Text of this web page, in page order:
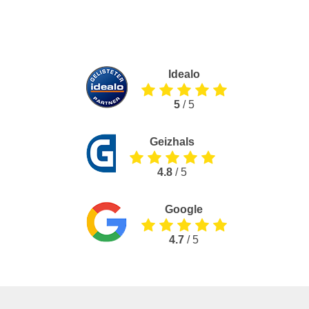
Idealo
5/ 5
Geizhals
4.8 / 5
Google
4.7 / 5